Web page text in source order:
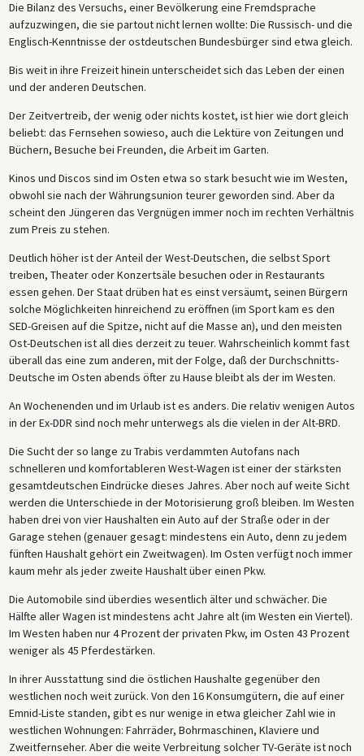
Die Bilanz des Versuchs, einer Bevölkerung eine Fremdsprache
aufzuzwingen, die sie partout nicht lernen wollte: Die Russisch- und die
Englisch-Kenntnisse der ostdeutschen Bundesbürger sind etwa gleich.
Bis weit in ihre Freizeit hinein unterscheidet sich das Leben der einen
und der anderen Deutschen.
Der Zeitvertreib, der wenig oder nichts kostet, ist hier wie dort gleich
beliebt: das Fernsehen sowieso, auch die Lektüre von Zeitungen und
Büchern, Besuche bei Freunden, die Arbeit im Garten.
Kinos und Discos sind im Osten etwa so stark besucht wie im Westen,
obwohl sie nach der Währungsunion teurer geworden sind. Aber da
scheint den Jüngeren das Vergnügen immer noch im rechten Verhältnis
zum Preis zu stehen.
Deutlich höher ist der Anteil der West-Deutschen, die selbst Sport
treiben, Theater oder Konzertsäle besuchen oder in Restaurants
essen gehen. Der Staat drüben hat es einst versäumt, seinen Bürgern
solche Möglichkeiten hinreichend zu eröffnen (im Sport kam es den
SED-Greisen auf die Spitze, nicht auf die Masse an), und den meisten
Ost-Deutschen ist all dies derzeit zu teuer. Wahrscheinlich kommt fast
überall das eine zum anderen, mit der Folge, daß der Durchschnitts-
Deutsche im Osten abends öfter zu Hause bleibt als der im Westen.
An Wochenenden und im Urlaub ist es anders. Die relativ wenigen Autos
in der Ex-DDR sind noch mehr unterwegs als die vielen in der Alt-BRD.
Die Sucht der so lange zu Trabis verdammten Autofans nach
schnelleren und komfortableren West-Wagen ist einer der stärksten
gesamtdeutschen Eindrücke dieses Jahres. Aber noch auf weite Sicht
werden die Unterschiede in der Motorisierung groß bleiben. Im Westen
haben drei von vier Haushalten ein Auto auf der Straße oder in der
Garage stehen (genauer gesagt: mindestens ein Auto, denn zu jedem
fünften Haushalt gehört ein Zweitwagen). Im Osten verfügt noch immer
kaum mehr als jeder zweite Haushalt über einen Pkw.
Die Automobile sind überdies wesentlich älter und schwächer. Die
Hälfte aller Wagen ist mindestens acht Jahre alt (im Westen ein Viertel).
Im Westen haben nur 4 Prozent der privaten Pkw, im Osten 43 Prozent
weniger als 45 Pferdestärken.
In ihrer Ausstattung sind die östlichen Haushalte gegenüber den
westlichen noch weit zurück. Von den 16 Konsumgütern, die auf einer
Emnid-Liste standen, gibt es nur wenige in etwa gleicher Zahl wie in
westlichen Wohnungen: Fahrräder, Bohrmaschinen, Klaviere und
Zweitfernseher. Aber die weite Verbreitung solcher TV-Geräte ist noch